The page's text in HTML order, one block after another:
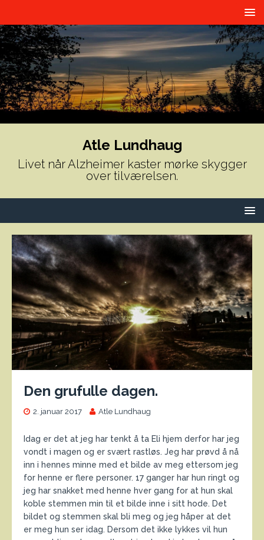
Atle Lundhaug
Livet når Alzheimer kaster mørke skygger
over tilværelsen.
Den grufulle dagen.
2. januar 2017 Atle Lundhaug
Idag er det at jeg har tenkt å ta Eli hjem derfor har jeg
vondt i magen og er svært rastløs. Jeg har prøvd å nå
inn i hennes minne med et bilde av meg ettersom jeg
for henne er flere personer. 17 ganger har hun ringt og
jeg har snakket med henne hver gang for at hun skal
koble stemmen min til et bilde inne i sitt hode. Det
bildet og stemmen skal bli meg og jeg håper at det
er meg hun ser idag. Dersom det ikke lykkes vil hun